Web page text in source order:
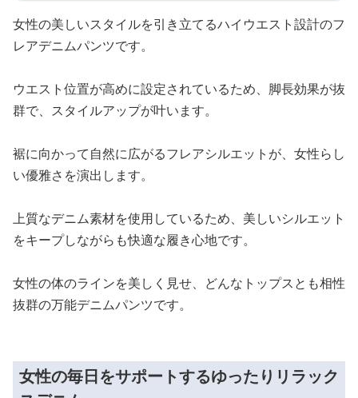
女性の美しいスタイルを引き立てるハイウエスト設計のフ
レアデニムパンツです。
ウエスト位置が高めに設定されているため、脚長効果が抜
群で、スタイルアップが叶います。
裾に向かって自然に広がるフレアシルエットが、女性らし
い優雅さを演出します。
上質なデニム素材を使用しているため、美しいシルエット
をキープしながらも快適な履き心地です。
女性の体のラインを美しく見せ、どんなトップスとも相性
抜群の万能デニムパンツです。
女性の毎日をサポートするゆったりリラック